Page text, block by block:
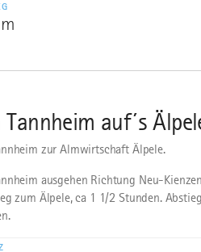
Tannheim auf´s
zur Almwirtschaft Älpele.
ausgehen Richtung Neu-
zum Älpele, ca 1 1/2 Stunden.